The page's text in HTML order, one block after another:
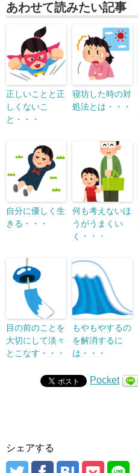
あわせて読みたい記事
正しいことと正
しくないこ
と・・・
寝坊した時の対
処法とは・・・
自分に優しく生
きる・・・
何も考えないほ
うがうまくい
く・・・
目の前のことを
大切にして淡々
とこなす・・・
もやもやするの
を解消するに
は・・・
Pocket
シェアする